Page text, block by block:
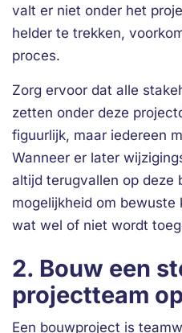
valt er niet onder het
helder te trekken,
proces.
Zorg ervoor dat alle
zetten onder deze
figuurlijk, maar iedereen
Wanneer er later
altijd terugvallen op deze
mogelijkheid om
wat wel of niet wordt
2. Bouw een
projectteam op
Een bouwproject is